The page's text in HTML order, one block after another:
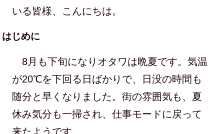
いる皆様、こんにちは。
はじめに
8月も下旬になりオタワは晩夏です。気温
が20℃を下回る日ばかりで、日没の時間も
随分と早くなりました。街の雰囲気も、夏
休み気分も一掃され、仕事モードに戻って
来たようです。